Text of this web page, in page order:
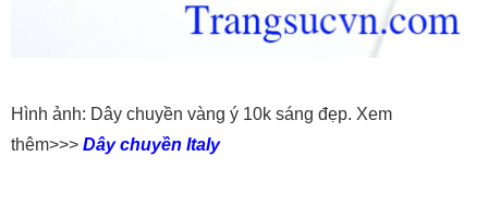
Hình ảnh: Dây chuyền vàng ý 10k sáng đẹp. Xem
thêm>>> Dây chuyền Italy